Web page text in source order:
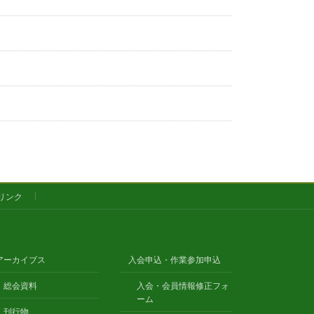
リンク
ーカイブス
総会資料
刊行物
入会申込・作業参加申込
入会・会員情報修正フォ
ーム